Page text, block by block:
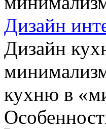
Дизайн
Дизайн
кухню в